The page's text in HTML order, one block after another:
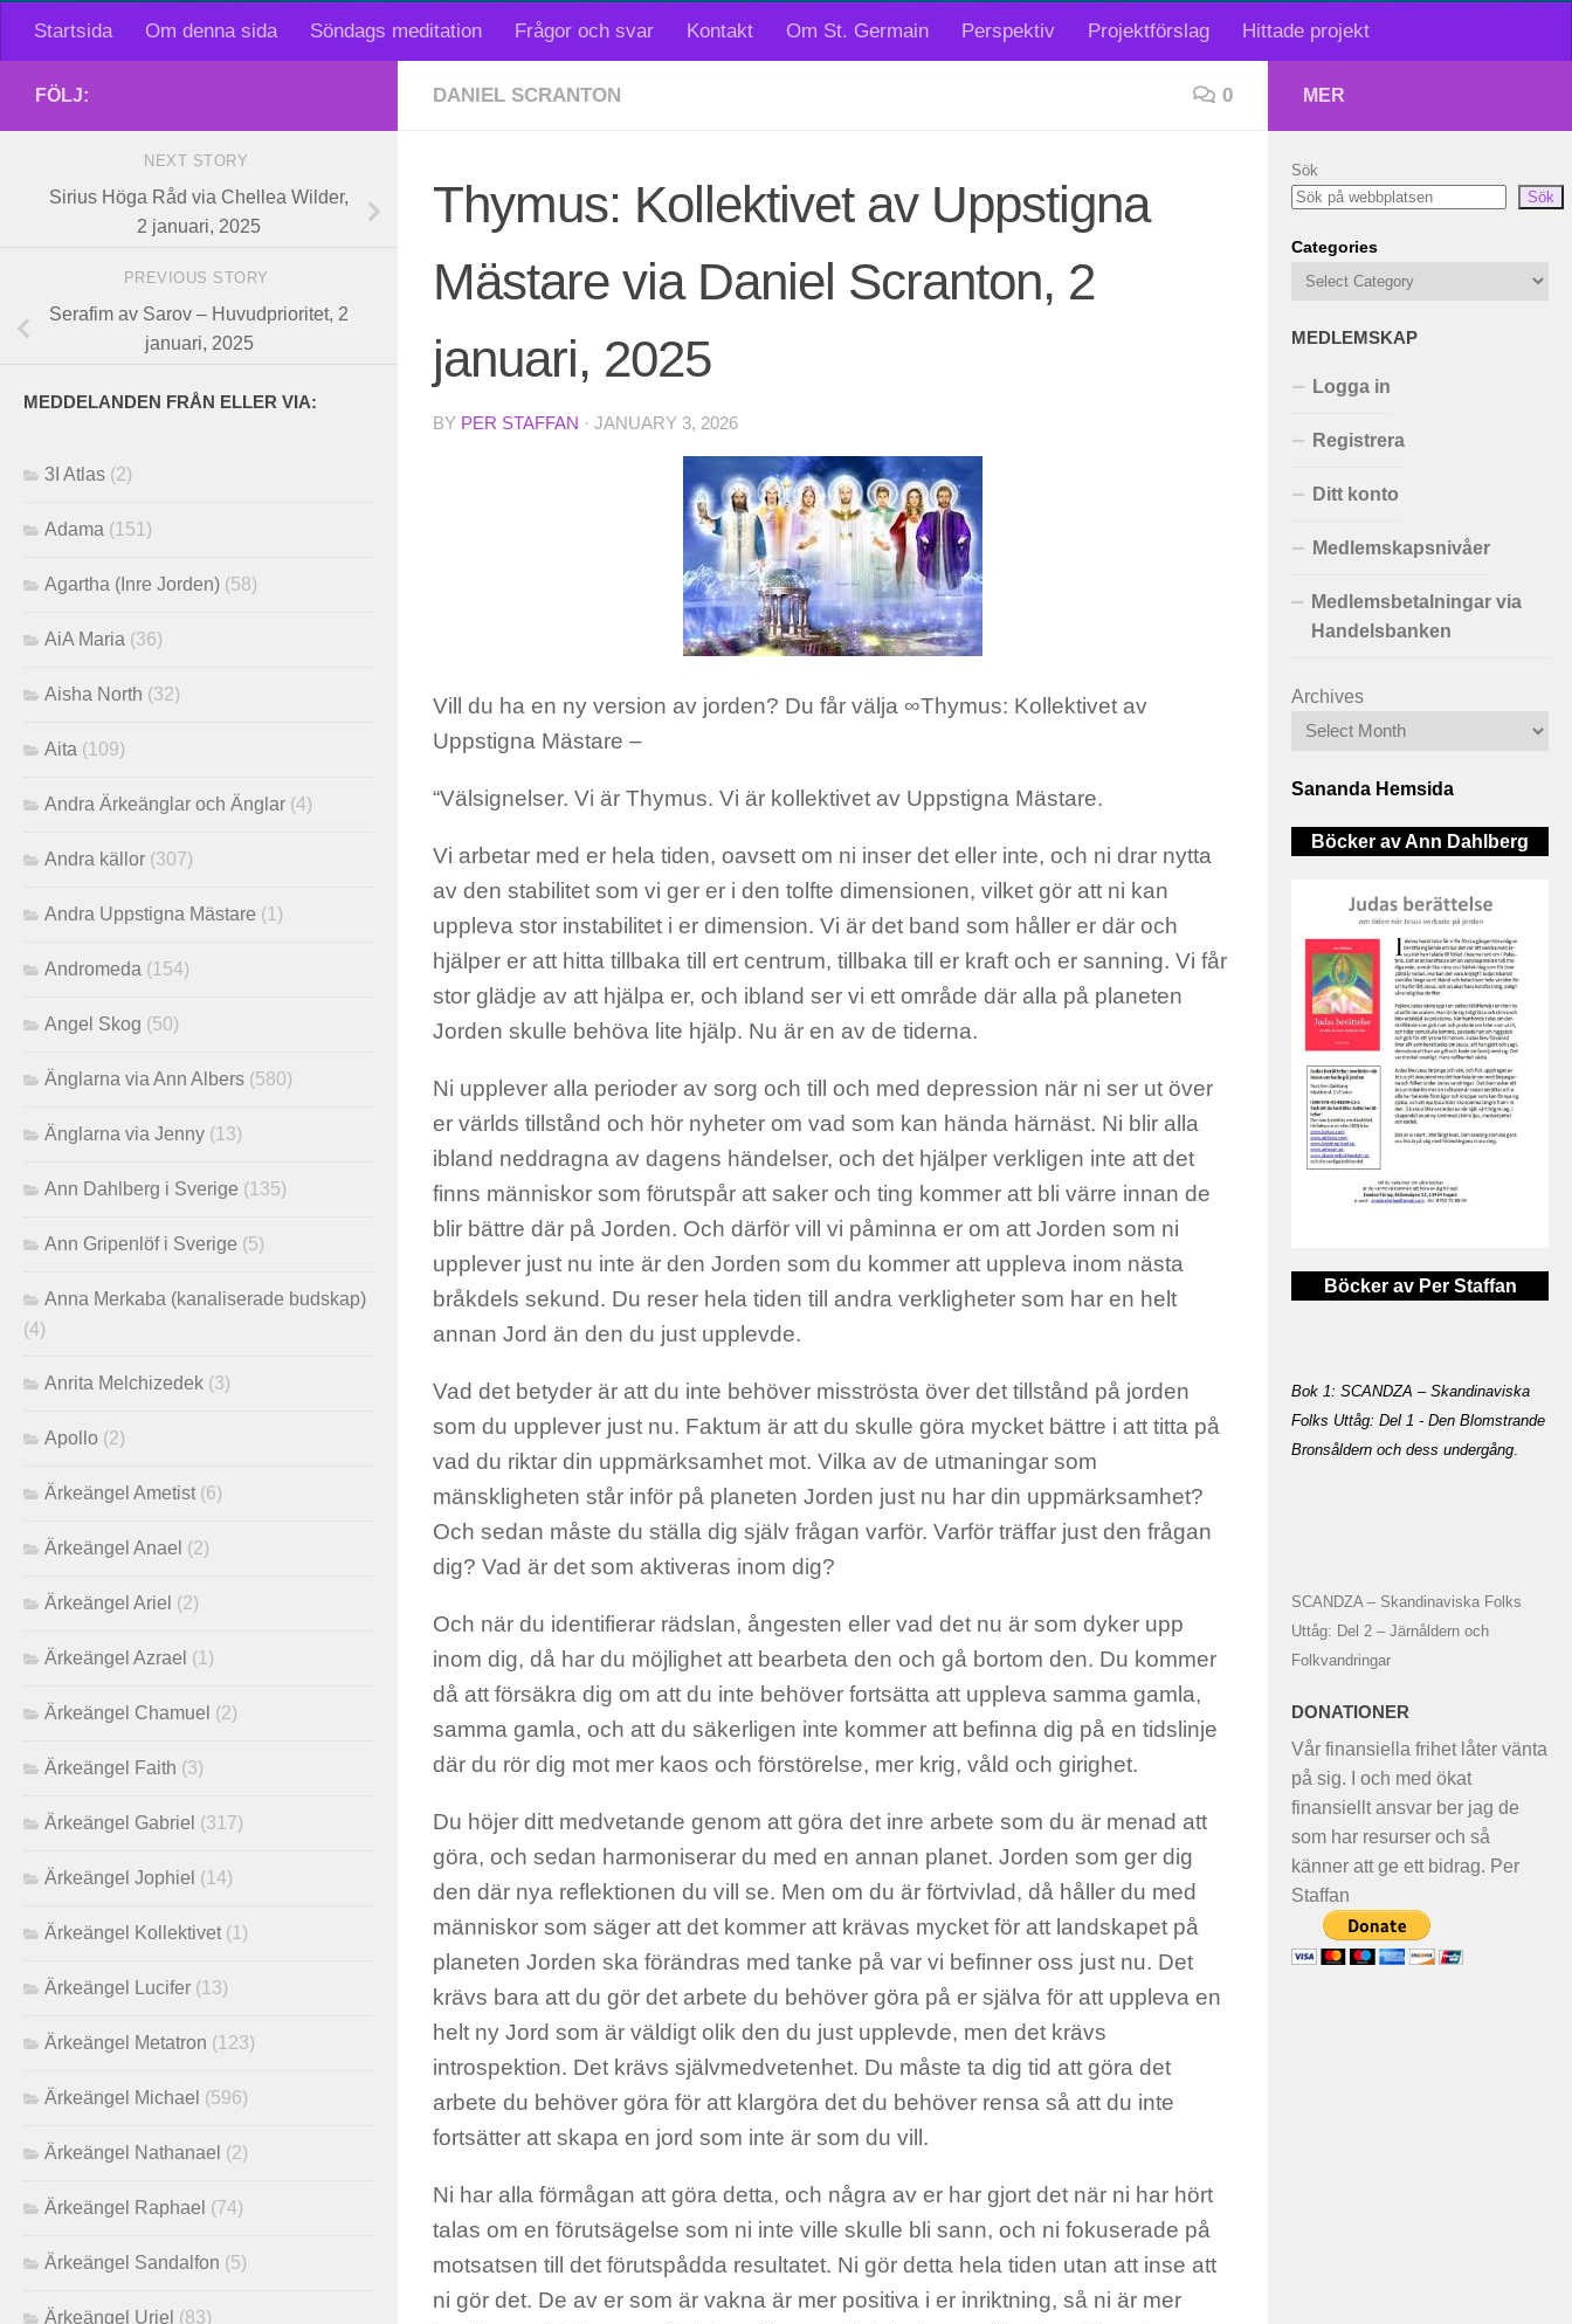
Startsida Om denna sida Söndags meditation Frågor och svar Kontakt Om St. Germain Perspektiv Projektförslag Hittade projekt
DANIEL SCRANTON 0
Thymus: Kollektivet av Uppstigna
Mästare via Daniel Scranton, 2
januari, 2025
BY PER STAFFAN · JANUARY 3, 2026
Vill du ha en ny version av jorden? Du får välja ∞Thymus: Kollektivet av
Uppstigna Mästare –
“Välsignelser. Vi är Thymus. Vi är kollektivet av Uppstigna Mästare.
Vi arbetar med er hela tiden, oavsett om ni inser det eller inte, och ni drar nytta
av den stabilitet som vi ger er i den tolfte dimensionen, vilket gör att ni kan
uppleva stor instabilitet i er dimension. Vi är det band som håller er där och
hjälper er att hitta tillbaka till ert centrum, tillbaka till er kraft och er sanning. Vi får
stor glädje av att hjälpa er, och ibland ser vi ett område där alla på planeten
Jorden skulle behöva lite hjälp. Nu är en av de tiderna.
Ni upplever alla perioder av sorg och till och med depression när ni ser ut över
er världs tillstånd och hör nyheter om vad som kan hända härnäst. Ni blir alla
ibland neddragna av dagens händelser, och det hjälper verkligen inte att det
finns människor som förutspår att saker och ting kommer att bli värre innan de
blir bättre där på Jorden. Och därför vill vi påminna er om att Jorden som ni
upplever just nu inte är den Jorden som du kommer att uppleva inom nästa
bråkdels sekund. Du reser hela tiden till andra verkligheter som har en helt
annan Jord än den du just upplevde.
Vad det betyder är att du inte behöver misströsta över det tillstånd på jorden
som du upplever just nu. Faktum är att du skulle göra mycket bättre i att titta på
vad du riktar din uppmärksamhet mot. Vilka av de utmaningar som
mänskligheten står inför på planeten Jorden just nu har din uppmärksamhet?
Och sedan måste du ställa dig själv frågan varför. Varför träffar just den frågan
dig? Vad är det som aktiveras inom dig?
Och när du identifierar rädslan, ångesten eller vad det nu är som dyker upp
inom dig, då har du möjlighet att bearbeta den och gå bortom den. Du kommer
då att försäkra dig om att du inte behöver fortsätta att uppleva samma gamla,
samma gamla, och att du säkerligen inte kommer att befinna dig på en tidslinje
där du rör dig mot mer kaos och förstörelse, mer krig, våld och girighet.
Du höjer ditt medvetande genom att göra det inre arbete som du är menad att
göra, och sedan harmoniserar du med en annan planet. Jorden som ger dig
den där nya reflektionen du vill se. Men om du är förtvivlad, då håller du med
människor som säger att det kommer att krävas mycket för att landskapet på
planeten Jorden ska förändras med tanke på var vi befinner oss just nu. Det
krävs bara att du gör det arbete du behöver göra på er själva för att uppleva en
helt ny Jord som är väldigt olik den du just upplevde, men det krävs
introspektion. Det krävs självmedvetenhet. Du måste ta dig tid att göra det
arbete du behöver göra för att klargöra det du behöver rensa så att du inte
fortsätter att skapa en jord som inte är som du vill.
Ni har alla förmågan att göra detta, och några av er har gjort det när ni har hört
talas om en förutsägelse som ni inte ville skulle bli sann, och ni fokuserade på
motsatsen till det förutspådda resultatet. Ni gör detta hela tiden utan att inse att
ni gör det. De av er som är vakna är mer positiva i er inriktning, så ni är mer
FÖLJ:
NEXT STORY
Sirius Höga Råd via Chellea Wilder,
2 januari, 2025
PREVIOUS STORY
Serafim av Sarov – Huvudprioritet, 2
januari, 2025
MEDDELANDEN FRÅN ELLER VIA:
3I Atlas (2)
Adama (151)
Agartha (Inre Jorden) (58)
AiA Maria (36)
Aisha North (32)
Aita (109)
Andra Ärkeänglar och Änglar (4)
Andra källor (307)
Andra Uppstigna Mästare (1)
Andromeda (154)
Angel Skog (50)
Änglarna via Ann Albers (580)
Änglarna via Jenny (13)
Ann Dahlberg i Sverige (135)
Ann Gripenlöf i Sverige (5)
Anna Merkaba (kanaliserade budskap)
(4)
Anrita Melchizedek (3)
Apollo (2)
Ärkeängel Ametist (6)
Ärkeängel Anael (2)
Ärkeängel Ariel (2)
Ärkeängel Azrael (1)
Ärkeängel Chamuel (2)
Ärkeängel Faith (3)
Ärkeängel Gabriel (317)
Ärkeängel Jophiel (14)
Ärkeängel Kollektivet (1)
Ärkeängel Lucifer (13)
Ärkeängel Metatron (123)
Ärkeängel Michael (596)
Ärkeängel Nathanael (2)
Ärkeängel Raphael (74)
Ärkeängel Sandalfon (5)
Ärkeängel Uriel (83)
MER
Sök
Sök
Categories
MEDLEMSKAP
Logga in
Registrera
Ditt konto
Medlemskapsnivåer
Medlemsbetalningar via
Handelsbanken
Archives
Sananda Hemsida
Böcker av Ann Dahlberg
Böcker av Per Staffan
Bok 1: SCANDZA – Skandinaviska
Folks Uttåg: Del 1 - Den Blomstrande
Bronsåldern och dess undergång
SCANDZA – Skandinaviska Folks
Uttåg: Del 2 – Järnåldern och
Folkvandringar
DONATIONER
Vår finansiella frihet låter vänta
på sig. I och med ökat
finansiellt ansvar ber jag de
som har resurser och så
känner att ge ett bidrag. Per
Staffan